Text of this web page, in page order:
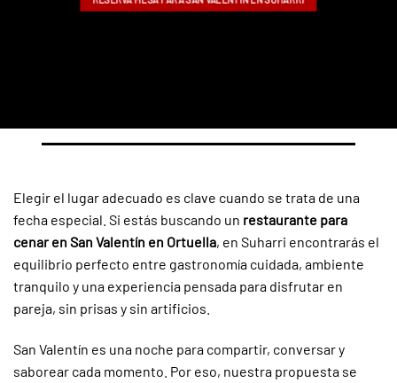
Elegir el lugar adecuado es clave cuando se trata de una
fecha especial. Si estás buscando un restaurante para
cenar en San Valentín en Ortuella, en Suharri encontrarás el
equilibrio perfecto entre gastronomía cuidada, ambiente
tranquilo y una experiencia pensada para disfrutar en
pareja, sin prisas y sin artificios.
San Valentín es una noche para compartir, conversar y
saborear cada momento. Por eso, nuestra propuesta se